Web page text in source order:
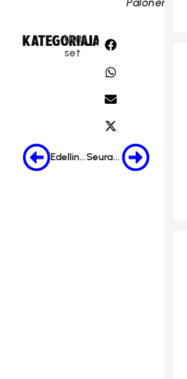
KATEGORIA:
Uuti
set
JAA:
Edellinen Seuraava